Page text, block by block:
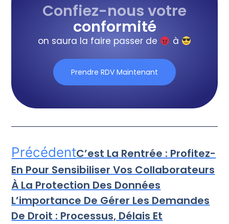
Confiez-nous votre
conformité
on saura la faire passer de à
Prendre RDV Maintenant
PrécédentC’est La Rentrée : Profitez-
En Pour Sensibiliser Vos Collaborateurs
À La Protection Des Données
L’importance De Gérer Les Demandes
De Droit : Processus, Délais Et